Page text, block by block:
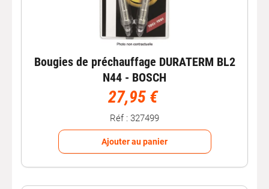
Bougies de préchauffage DURATERM BL2
N44 - BOSCH
27,95 €
Réf : 327499
Ajouter au panier